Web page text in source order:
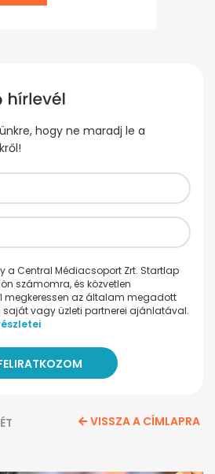
hogy ne maradj le a
a Central Médiacsoport Zrt. Startlap
számomra, és közvetlen
megkeressen az általam megadott
saját vagy üzleti partnerei ajánlatával.
VISSZA A CÍMLAPRA